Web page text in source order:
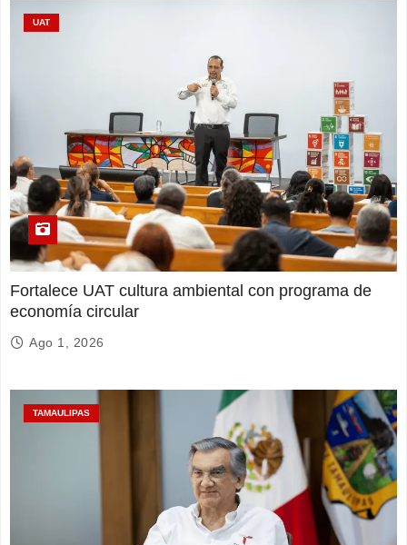
UAT
Fortalece UAT cultura ambiental con programa de
economía circular
Ago 1, 2026
TAMAULIPAS